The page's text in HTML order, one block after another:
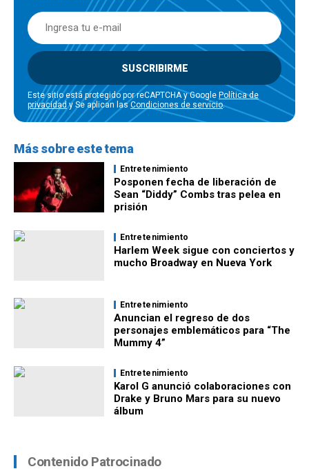
SUSCRIBIRME
Este sitio está protegido por reCAPTCHA y Google Política de
privacidad y Se aplican lasCondiciones de servicio.
Más sobre este tema
Entretenimiento
Posponen fecha de liberación de
Sean “Diddy” Combs tras pelea en
prisión
Entretenimiento
Harlem Week sigue con conciertos y
mucho Broadway en Nueva York
Entretenimiento
Anuncian el regreso de dos
personajes emblemáticos para “The
Mummy 4”
Entretenimiento
Karol G anunció colaboraciones con
Drake y Bruno Mars para su nuevo
álbum
Contenido Patrocinado